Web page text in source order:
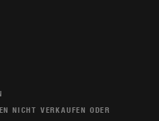
NICHT VERKAUFEN ODER